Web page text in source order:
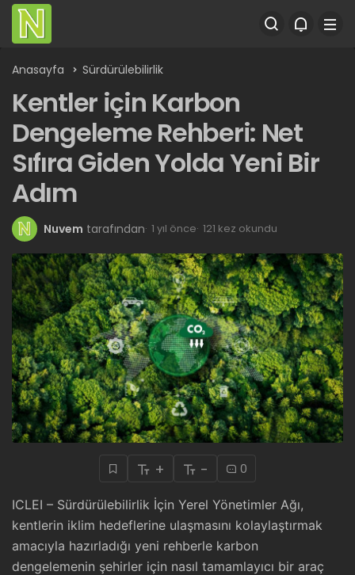
Anasayfa Sürdürülebilirlik
Kentler için Karbon
Dengeleme Rehberi: Net
Sıfıra Giden Yolda Yeni Bir
Adım
Nuvem tarafından 1 yıl önce 121 kez okundu
+ - 0
ICLEI – Sürdürülebilirlik İçin Yerel Yönetimler Ağı,
kentlerin iklim hedeflerine ulaşmasını kolaylaştırmak
amacıyla hazırladığı yeni rehberle karbon
dengelemenin şehirler için nasıl tamamlayıcı bir araç